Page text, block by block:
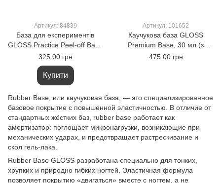
Артикул: 84839
База для експериментів
GLOSS Practice Peel-off Base
Coat, 15 мл
325.00 грн
Купити
Артикул: 101652
Каучукова база GLOSS
Premium Base, 30 мл (з
пензлем)
475.00 грн
Rubber Base, или каучуковая база, — это специализированное
базовое покрытие с повышенной эластичностью. В отличие от
стандартных жёстких баз, rubber base работает как
амортизатор: поглощает микронагрузки, возникающие при
механических ударах, и предотвращает растрескивание и
скол гель-лака.
Rubber Base GLOSS разработана специально для тонких,
хрупких и природно гибких ногтей. Эластичная формула
позволяет покрытию «двигаться» вместе с ногтем, а не